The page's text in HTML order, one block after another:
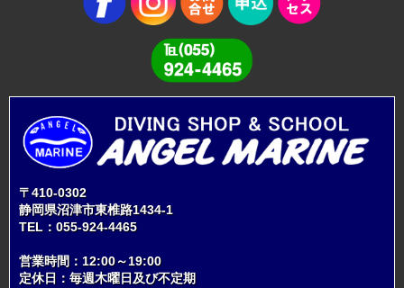
〒410-0302
静岡県沼津市東椎路1434-1
TEL： 055-924-4465
営業時間：12:00～19:00
定休日：毎週木曜日及び不定期